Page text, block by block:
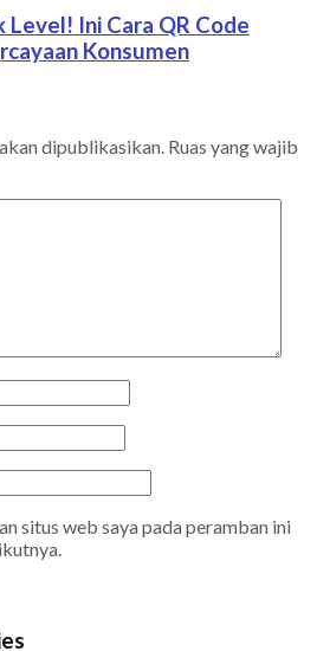
Level! Ini Cara QR Code
Konsumen
dipublikasikan. Ruas yang wajib
situs web saya pada peramban ini